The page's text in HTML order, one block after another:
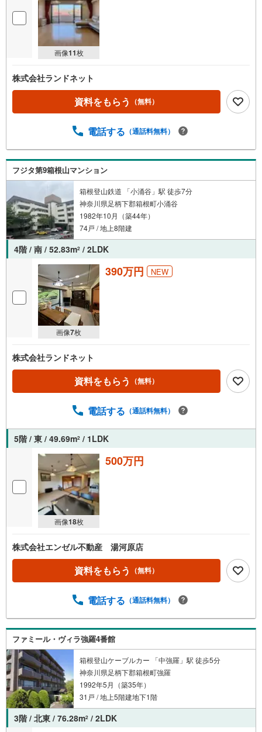
画像11枚
株式会社ランドネット
資料をもらう （無料）
電話する （通話料無料）
フジタ第9箱根山マンション
箱根登山鉄道 「小涌谷」駅 徒歩7分
神奈川県足柄下郡箱根町小涌谷
1982年10月（築44年）
74戸 / 地上8階建
4階 / 南 / 52.83m2 / 2LDK
画像7枚
390万円 NEW
株式会社ランドネット
資料をもらう （無料）
電話する （通話料無料）
5階 / 東 / 49.69m2 / 1LDK
画像18枚
500万円
株式会社エンゼル不動産 湯河原店
資料をもらう （無料）
電話する （通話料無料）
ファミール・ヴィラ強羅4番館
箱根登山ケーブルカー 「中強羅」駅 徒歩5分
神奈川県足柄下郡箱根町強羅
1992年5月（築35年）
31戸 / 地上5階建地下1階
3階 / 北東 / 76.28m2 / 2LDK